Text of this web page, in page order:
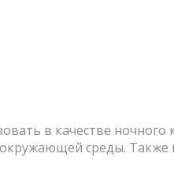
в качестве
среды.